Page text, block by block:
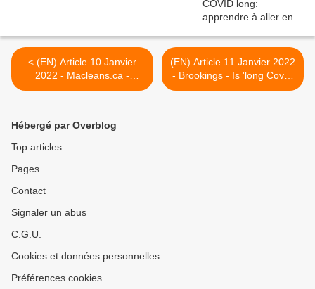
< (EN) Article 10 Janvier
2022 - Macleans.ca -
Canada : Chronic
COVID.
(EN) Article 11 Janvier 2022
- Brookings - Is 'long Covid'
worsening the labor
Hébergé par Overblog
Top articles
Pages
Contact
Signaler un abus
C.G.U.
Cookies et données personnelles
Préférences cookies